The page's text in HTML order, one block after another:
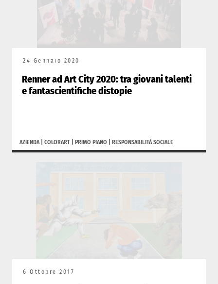
24 Gennaio 2020
Renner ad Art City 2020: tra giovani talenti
e fantascientifiche distopie
AZIENDA| COLORART PRIMO PIANO RESPONSABILITÀ SOCIALE
6 Ottobre 2017